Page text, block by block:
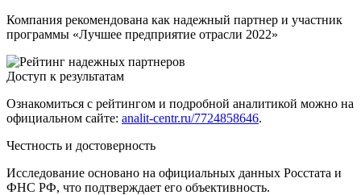
Компания рекомендована как надежный партнер и участник
программы «Лучшее предприятие отрасли 2022»
Доступ к результатам
Ознакомиться с рейтингом и подробной аналитикой можно на
официальном сайте: analit-centr.ru/7724858646.
Честность и достоверность
Исследование основано на официальных данных Росстата и
ФНС РФ, что подтверждает его объективность.